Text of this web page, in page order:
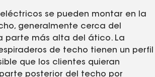
eléctricos se pueden montar en la
generalmente cerca del
parte más alta del ático. La
de techo tienen un perfil
que los clientes quieran
posterior del techo por